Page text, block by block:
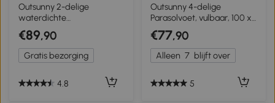
Outsunny 2-delige
waterdichte
parasolstandaard, vulbaar
parasolgewicht voor
hangparasol
€89,90
Gratis bezorging
4.8
Outsunny 4-delige
Parasolvoet, vulbaar, 100 x
100 x 8 cm, Zwart
€77,90
Alleen 7 blijft over
5